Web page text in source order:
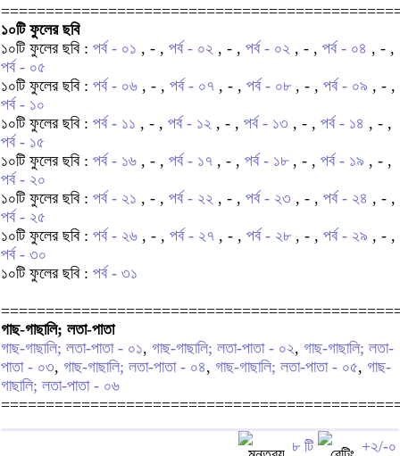
১০টি ফুলের ছবি
১০টি ফুলের ছবি : পর্ব - ০১ , - , পর্ব - ০২ , - , পর্ব - ০২ , - , পর্ব - ০৪ , - ,
পর্ব - ০৫
১০টি ফুলের ছবি : পর্ব - ০৬ , - , পর্ব - ০৭ , - , পর্ব - ০৮, - , পর্ব - ০৯ , - ,
পর্ব - ১০
১০টি ফুলের ছবি : পর্ব - ১১ , - , পর্ব - ১২ , - , পর্ব - ১৩ , - , পর্ব - ১৪ , - ,
পর্ব - ১৫
১০টি ফুলের ছবি : পর্ব - ১৬ , - , পর্ব - ১৭ , - , পর্ব - ১৮, - , পর্ব - ১৯ , - ,
পর্ব - ২০
১০টি ফুলের ছবি : পর্ব - ২১ , - , পর্ব - ২২ , - , পর্ব - ২৩ , - , পর্ব - ২৪ , - ,
পর্ব - ২৫
১০টি ফুলের ছবি : পর্ব - ২৬ , - , পর্ব - ২৭ , - , পর্ব - ২৮, - , পর্ব - ২৯ , - ,
পর্ব - ৩০
১০টি ফুলের ছবি : পর্ব - ৩১
গাছ-গাছালি; লতা-পাতা
গাছ-গাছালি; লতা-পাতা - ০১, গাছ-গাছালি; লতা-পাতা - ০২, গাছ-গাছালি; লতা-
পাতা - ০৩, গাছ-গাছালি; লতা-পাতা - ০৪, গাছ-গাছালি; লতা-পাতা - ০৫, গাছ-
গাছালি; লতা-পাতা - ০৬
৮ টি +২/-০